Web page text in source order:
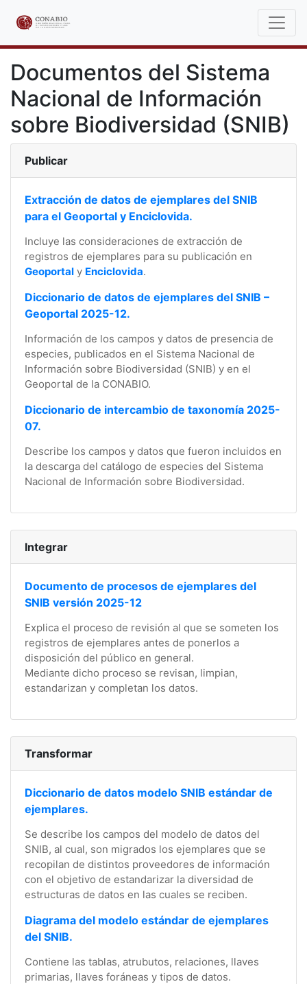
Documentos del Sistema
Nacional de Información
sobre Biodiversidad (SNIB)
Publicar
Extracción de datos de ejemplares del SNIB
para el Geoportal y Enciclovida.
Incluye las consideraciones de extracción de
registros de ejemplares para su publicación en
Geoportal y Enciclovida.
Diccionario de datos de ejemplares del SNIB –
Geoportal 2025-12.
Información de los campos y datos de presencia de
especies, publicados en el Sistema Nacional de
Información sobre Biodiversidad (SNIB) y en el
Geoportal de la CONABIO.
Diccionario de intercambio de taxonomía 2025-
07.
Describe los campos y datos que fueron incluidos en
la descarga del catálogo de especies del Sistema
Nacional de Información sobre Biodiversidad.
Integrar
Documento de procesos de ejemplares del
SNIB versión 2025-12
Explica el proceso de revisión al que se someten los
registros de ejemplares antes de ponerlos a
disposición del público en general.
Mediante dicho proceso se revisan, limpian,
estandarizan y completan los datos.
Transformar
Diccionario de datos modelo SNIB estándar de
ejemplares.
Se describe los campos del modelo de datos del
SNIB, al cual, son migrados los ejemplares que se
recopilan de distintos proveedores de información
con el objetivo de estandarizar la diversidad de
estructuras de datos en las cuales se reciben.
Diagrama del modelo estándar de ejemplares
del SNIB.
Contiene las tablas, atrubutos, relaciones, llaves
primarias, llaves foráneas y tipos de datos.